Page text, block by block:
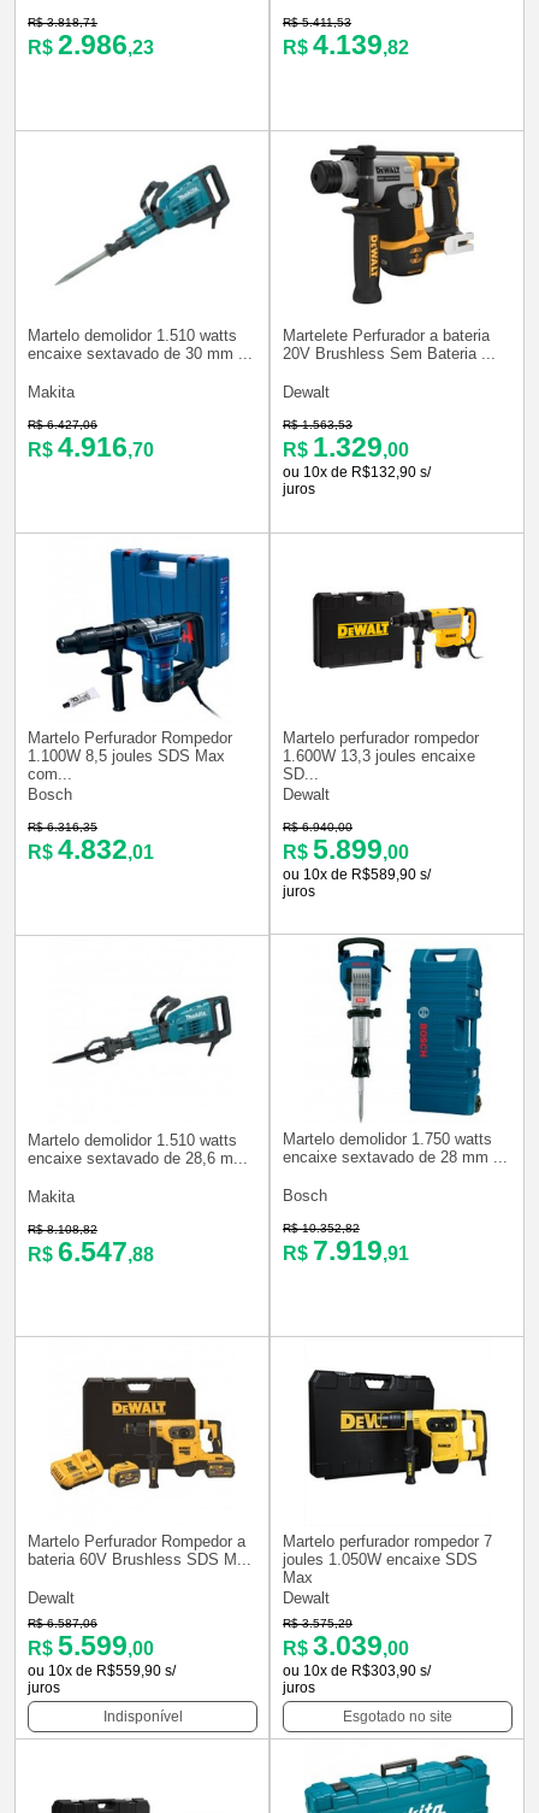
R$ 3.818,71
R$ 2.986,23
R$ 5.411,53
R$ 4.139,82
Martelo demolidor 1.510 watts
encaixe sextavado de 30 mm ...
Makita
R$ 6.427,06
R$ 4.916,70
Martelete Perfurador a bateria
20V Brushless Sem Bateria ...
Dewalt
R$ 1.563,53
R$ 1.329,00
ou 10x de R$132,90 s/
juros
Martelo Perfurador Rompedor
1.100W 8,5 joules SDS Max
com...
Bosch
R$ 6.316,35
R$ 4.832,01
Martelo perfurador rompedor
1.600W 13,3 joules encaixe
SD...
Dewalt
R$ 6.940,00
R$ 5.899,00
ou 10x de R$589,90 s/
juros
Martelo demolidor 1.510 watts
encaixe sextavado de 28,6 m...
Makita
R$ 8.108,82
R$ 6.547,88
Martelo demolidor 1.750 watts
encaixe sextavado de 28 mm ...
Bosch
R$ 10.352,82
R$ 7.919,91
Martelo Perfurador Rompedor a
bateria 60V Brushless SDS M...
Dewalt
R$ 6.587,06
R$ 5.599,00
ou 10x de R$559,90 s/
juros
Indisponível
Martelo perfurador rompedor 7
joules 1.050W encaixe SDS
Max
Dewalt
R$ 3.575,29
R$ 3.039,00
ou 10x de R$303,90 s/
juros
Esgotado no site